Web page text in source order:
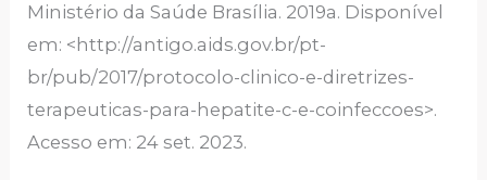
Ministério da Saúde Brasília. 2019a. Disponível
em: <http://antigo.aids.gov.br/pt-
br/pub/2017/protocolo-clinico-e-diretrizes-
terapeuticas-para-hepatite-c-e-coinfeccoes>.
Acesso em: 24 set. 2023.